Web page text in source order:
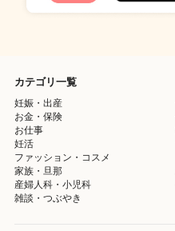
カテゴリ一覧
妊娠・出産
お金・保険
お仕事
妊活
ファッション・コスメ
家族・旦那
産婦人科・小児科
雑談・つぶやき